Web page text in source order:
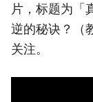
片，标题为「
逆的秘诀？（
关注。